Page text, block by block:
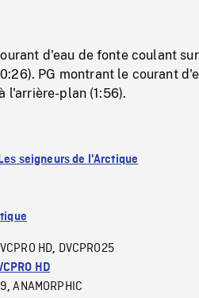
d'eau de fonte coulant
PG montrant le courant
l'arrière-plan (1:56).
Les seigneurs de l'Arctique
HD, DVCPRO25
HD
,ANAMORPHIC